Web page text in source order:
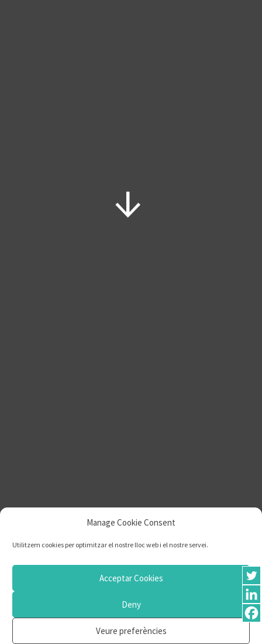
Manage Cookie Consent
Utilitzem cookies per optimitzar el nostre lloc web i el nostre servei.
Acceptar Cookies
Deny
Veure preferències
Descobreix la recerca